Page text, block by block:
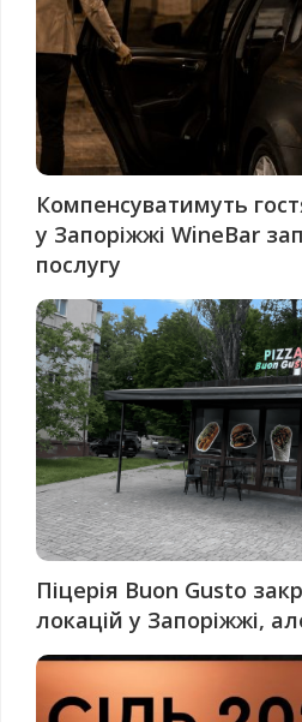
Компенсуватимуть
у Запоріжжі WineBar
послугу
Піцерія Buon Gusto
локацій у Запоріжжі,